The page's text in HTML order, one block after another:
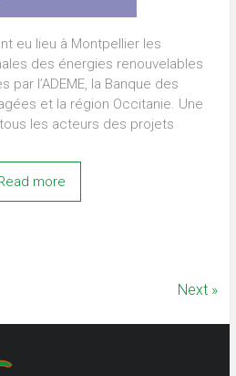
eu lieu à Montpellier les
des énergies renouvelables
l’ADEME, la Banque des
et la région Occitanie. Une
les acteurs des projets
more
Next »